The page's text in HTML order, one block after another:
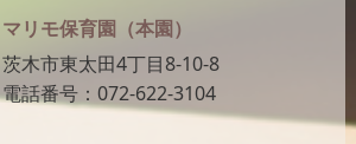
マリモ保育園（本園）
茨木市東太田4丁目8-10-8
電話番号：072-622-3104